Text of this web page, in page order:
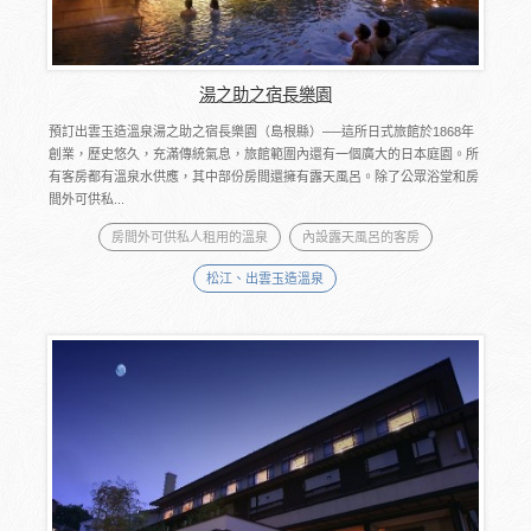
湯之助之宿長樂園
預訂出雲玉造溫泉湯之助之宿長樂園（島根縣）──這所日式旅館於1868年
創業，歷史悠久，充滿傳統氣息，旅館範圍內還有一個廣大的日本庭園。所
有客房都有溫泉水供應，其中部份房間還擁有露天風呂。除了公眾浴堂和房
間外可供私...
房間外可供私人租用的溫泉 內設露天風呂的客房
松江、出雲玉造溫泉